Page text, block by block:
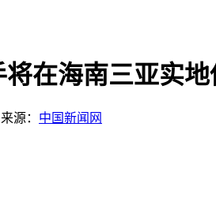
将在海南三亚实
源： 中国新闻网